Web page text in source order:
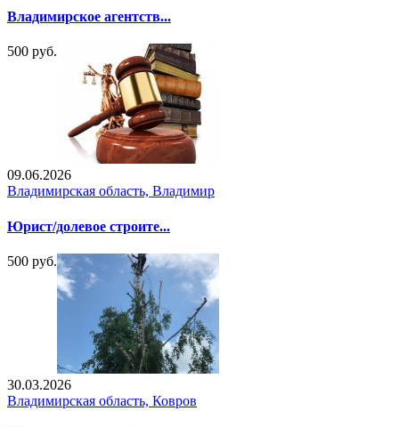
Владимирское агентств...
500 руб.
09.06.2026
Владимирская область, Владимир
Юрист/долевое строите...
500 руб.
30.03.2026
Владимирская область, Ковров